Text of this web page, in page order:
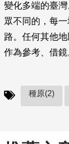
變化多端的臺
眾不同的，每
路。任何其他
作為參考、借鏡
種原(2)